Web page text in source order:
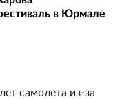
в Юрмале
самолета из-за